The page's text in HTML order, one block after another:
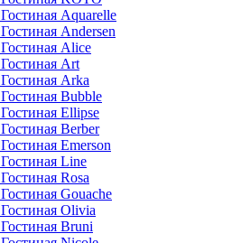
Гостиная Aquarelle
Гостиная Andersen
Гостиная Alice
Гостиная Art
Гостиная Arka
Гостиная Bubble
Гостиная Ellipse
Гостиная Berber
Гостиная Emerson
Гостиная Line
Гостиная Rosa
Гостиная Gouache
Гостиная Olivia
Гостиная Bruni